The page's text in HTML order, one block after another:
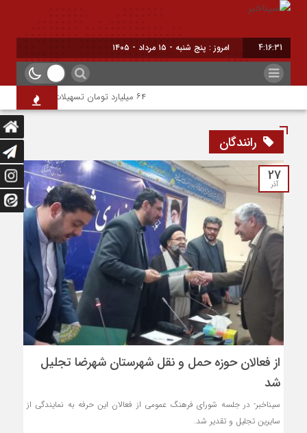
4:16:31 امروز : پنج شنبه - ۱۵ مرداد - ۱۴۰۵
رانندگان
27
آذر
از فعالان حوزه حمل و نقل شهرستان شهرضا تجلیل
شد
سیناخبر- در جلسه شورای فرهنگ عمومی از فعالان این حرفه به نمایندگی از
سایرین تجلیل و تقدیر شد.